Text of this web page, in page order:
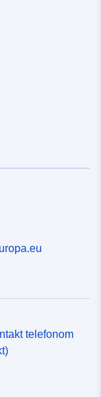
telefonom